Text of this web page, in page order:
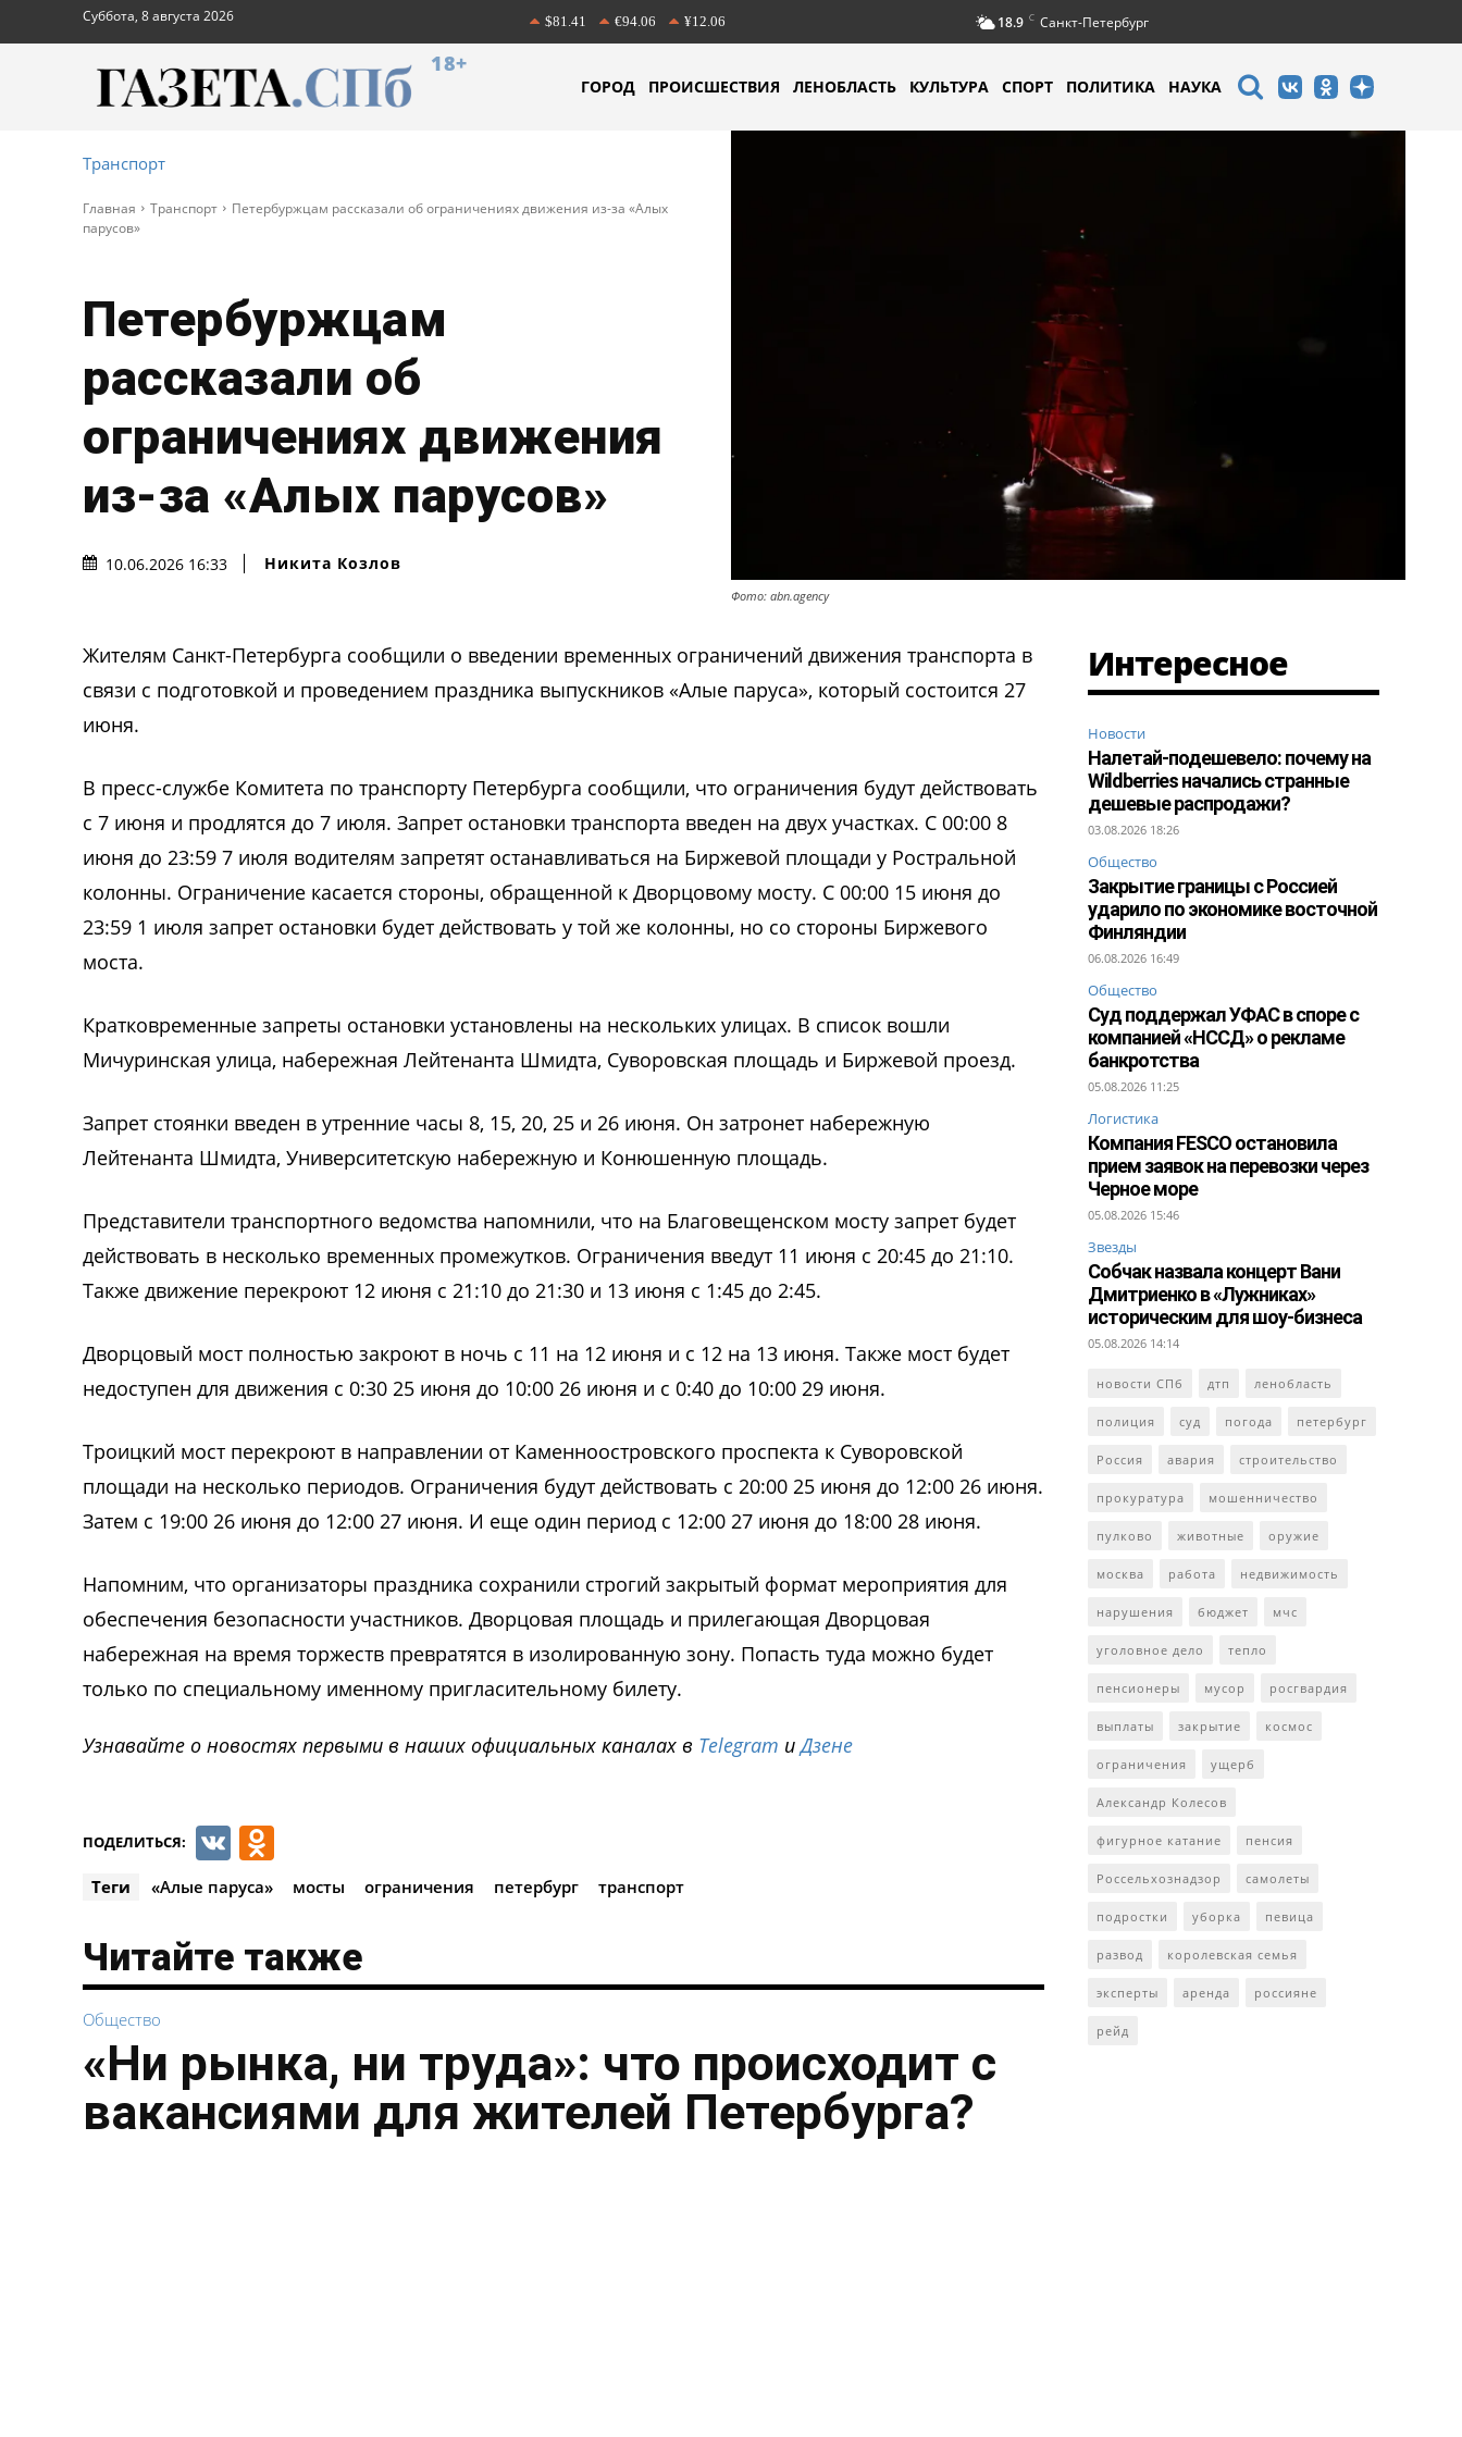
Суббота, 8 августа 2026 $81.41 €94.06 ¥12.06 18.9 C Санкт-Петербург
18+
ГОРОД ПРОИСШЕСТВИЯ ЛЕНОБЛАСТЬ КУЛЬТУРА СПОРТ ПОЛИТИКА НАУКА
Транспорт
Главная Транспорт
Петербуржцам рассказали об ограничениях движения из-за «Алых
парусов»
Петербуржцам
рассказали об
ограничениях движения
из-за «Алых парусов»
10.06.2026 16:33 Никита Козлов
Фото: abn.agency
Жителям Санкт-Петербурга сообщили о введении временных ограничений движения транспорта в
связи с подготовкой и проведением праздника выпускников «Алые паруса», который состоится 27
июня.
В пресс-службе Комитета по транспорту Петербурга сообщили, что ограничения будут действовать
с 7 июня и продлятся до 7 июля. Запрет остановки транспорта введен на двух участках. С 00:00 8
июня до 23:59 7 июля водителям запретят останавливаться на Биржевой площади у Ростральной
колонны. Ограничение касается стороны, обращенной к Дворцовому мосту. С 00:00 15 июня до
23:59 1 июля запрет остановки будет действовать у той же колонны, но со стороны Биржевого
моста.
Кратковременные запреты остановки установлены на нескольких улицах. В список вошли
Мичуринская улица, набережная Лейтенанта Шмидта, Суворовская площадь и Биржевой проезд.
Запрет стоянки введен в утренние часы 8, 15, 20, 25 и 26 июня. Он затронет набережную
Лейтенанта Шмидта, Университетскую набережную и Конюшенную площадь.
Представители транспортного ведомства напомнили, что на Благовещенском мосту запрет будет
действовать в несколько временных промежутков. Ограничения введут 11 июня с 20:45 до 21:10.
Также движение перекроют 12 июня с 21:10 до 21:30 и 13 июня с 1:45 до 2:45.
Дворцовый мост полностью закроют в ночь с 11 на 12 июня и с 12 на 13 июня. Также мост будет
недоступен для движения с 0:30 25 июня до 10:00 26 июня и с 0:40 до 10:00 29 июня.
Троицкий мост перекроют в направлении от Каменноостровского проспекта к Суворовской
площади на несколько периодов. Ограничения будут действовать с 20:00 25 июня до 12:00 26 июня.
Затем с 19:00 26 июня до 12:00 27 июня. И еще один период с 12:00 27 июня до 18:00 28 июня.
Напомним, что организаторы праздника сохранили строгий закрытый формат мероприятия для
обеспечения безопасности участников. Дворцовая площадь и прилегающая Дворцовая
набережная на время торжеств превратятся в изолированную зону. Попасть туда можно будет
только по специальному именному пригласительному билету.
Узнавайте о новостях первыми в наших официальных каналах в Telegram иДзене
ПОДЕЛИТЬСЯ: VK
Теги «Алые паруса» мосты ограничения петербург транспорт
Читайте также
Общество
«Ни рынка, ни труда»: что происходит с
вакансиями для жителей Петербурга?
Интересное
Новости
Налетай-подешевело: почему на
Wildberries начались странные
дешевые распродажи?
03.08.2026 18:26
Общество
Закрытие границы с Россией
ударило по экономике восточной
Финляндии
06.08.2026 16:49
Общество
Суд поддержал УФАС в споре с
компанией «НССД» о рекламе
банкротства
05.08.2026 11:25
Логистика
Компания FESCO остановила
прием заявок на перевозки через
Черное море
05.08.2026 15:46
Звезды
Собчак назвала концерт Вани
Дмитриенко в «Лужниках»
историческим для шоу-бизнеса
05.08.2026 14:14
новости СПб дтп ленобласть
полиция суд погода петербург
Россия авария строительство
прокуратура мошенничество
пулково животные оружие
москва работа недвижимость
нарушения бюджет мчс
уголовное дело тепло
пенсионеры мусор росгвардия
выплаты закрытие космос
ограничения ущерб
Александр Колесов
фигурное катание пенсия
Россельхознадзор самолеты
подростки уборка певица
развод королевская семья
эксперты аренда россияне
рейд